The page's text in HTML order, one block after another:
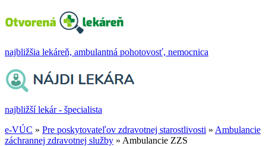
najbližšia lekáreň, ambulantná pohotovosť, nemocnica
najbližší lekár - špecialista
e-VÚC » Pre poskytovateľov zdravotnej starostlivosti » Ambulancie
záchrannej zdravotnej služby » Ambulancie ZZS